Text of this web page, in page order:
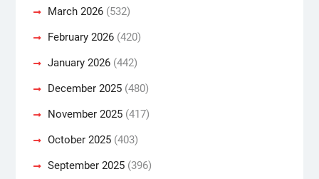
March 2026(532)
February 2026(420)
January 2026(442)
December 2025(480)
November 2025(417)
October 2025(403)
September 2025(396)